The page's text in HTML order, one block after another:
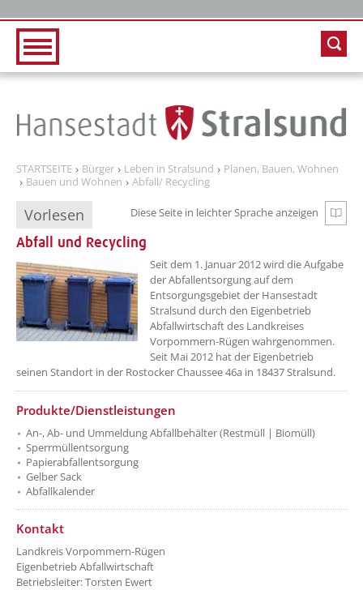
STARTSEITE Bürger Leben in Stralsund
Planen, Bauen, Wohnen
Bauen und Wohnen
Abfall/ Recycling
Vorlesen Diese Seite in leichter Sprache anzeigen
Zur
Abfall und Recycling
Seit dem 1. Januar 2012 wird die Aufgabe
der Abfallentsorgung auf dem
Entsorgungsgebiet der Hansestadt
Stralsund durch den Eigenbetrieb
Abfallwirtschaft des Landkreises
Vorpommern-Rügen wahrgenommen.
Seit Mai 2012 hat der Eigenbetrieb
seinen Standort in der Rostocker Chaussee 46a in 18437 Stralsund.
Produkte/Dienstleistungen
An-, Ab- und Ummeldung Abfallbehälter (Restmüll | Biomüll)
Sperrmüllentsorgung
Papierabfallentsorgung
Gelber Sack
Abfallkalender
Kontakt
Landkreis Vorpommern-Rügen
Eigenbetrieb Abfallwirtschaft
Betriebsleiter: Torsten Ewert